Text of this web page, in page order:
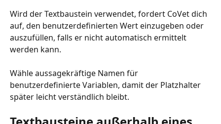
Wird der Textbaustein verwendet, fordert CoVet dich
auf, den benutzerdefinierten Wert einzugeben oder
auszufüllen, falls er nicht automatisch ermittelt
werden kann.
Wähle aussagekräftige Namen für
benutzerdefinierte Variablen, damit der Platzhalter
später leicht verständlich bleibt.